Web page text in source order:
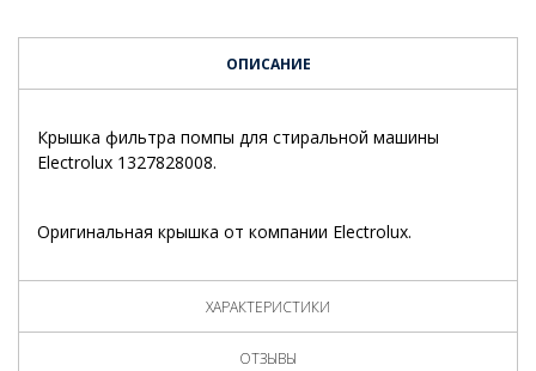
ОПИСАНИЕ
Крышка фильтра помпы для стиральной машины
Electrolux 1327828008.
Оригинальная крышка от компании Electrolux.
ХАРАКТЕРИСТИКИ
ОТЗЫВЫ